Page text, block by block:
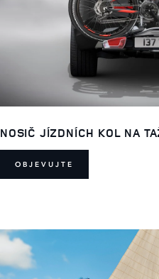
NOSIČ JÍZDNÍCH KOL NA
OBJEVUJTE